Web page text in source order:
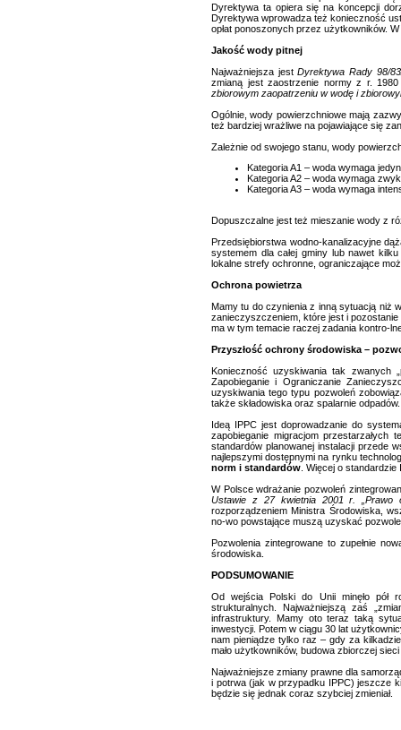
Dyrektywa ta opiera się na koncepcji
Dyrektywa wprowadza też konieczność
opłat ponoszonych przez użytkowników.
Jakość wody pitnej
Najważniejsza jestDyrektywa Rady 98/
zmianą jest zaostrzenie normy z r.
zbiorowym zaopatrzeniu w wodę i
Ogólnie, wody powierzchniowe mają
też bardziej wrażliwe na pojawiające się
Zależnie od swojego stanu, wody
Kategoria A1 – woda wymaga
Kategoria A2 – woda wymaga
Kategoria A3 – woda wymaga
Dopuszczalne jest też mieszanie wody z
Przedsiębiorstwa wodno-kanalizacyjne
systemem dla całej gminy lub nawet
lokalne strefy ochronne, ograniczające
Ochrona powietrza
Mamy tu do czynienia z inną sytuacją niż
zanieczyszczeniem, które jest i
ma w tym temacie raczej zadania kontro-
Przyszłość ochrony środowiska –
Konieczność uzyskiwania tak zwanych
Zapobieganie i Ograniczanie
uzyskiwania tego typu pozwoleń
także składowiska oraz spalarnie odpadów.
Ideą IPPC jest doprowadzanie do
zapobieganie migracjom
standardów planowanej instalacji przede
najlepszymi dostępnymi na rynku
norm i standardów . Więcej o
W Polsce wdrażanie pozwoleń
Ustawie z 27 kwietnia 2001 r. „Prawo
rozporządzeniem Ministra Środowiska,
no-wo powstające muszą uzyskać
Pozwolenia zintegrowane to zupełnie
środowiska.
PODSUMOWANIE
Od wejścia Polski do Unii minęło pół
strukturalnych. Najważniejszą zaś
infrastruktury. Mamy oto teraz taką
inwestycji. Potem w ciągu 30 lat
nam pieniądze tylko raz – gdy za
mało użytkowników, budowa zbiorczej
Najważniejsze zmiany prawne dla
i potrwa (jak w przypadku IPPC) jeszcze
będzie się jednak coraz szybciej zmieniał.